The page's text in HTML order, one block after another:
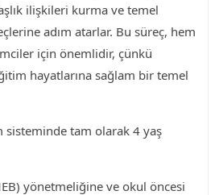
ilişkileri kurma ve temel
adım atarlar. Bu süreç, hem
için önemlidir, çünkü
hayatlarına sağlam bir temel
sisteminde tam olarak 4 yaş
yönetmeliğine ve okul öncesi